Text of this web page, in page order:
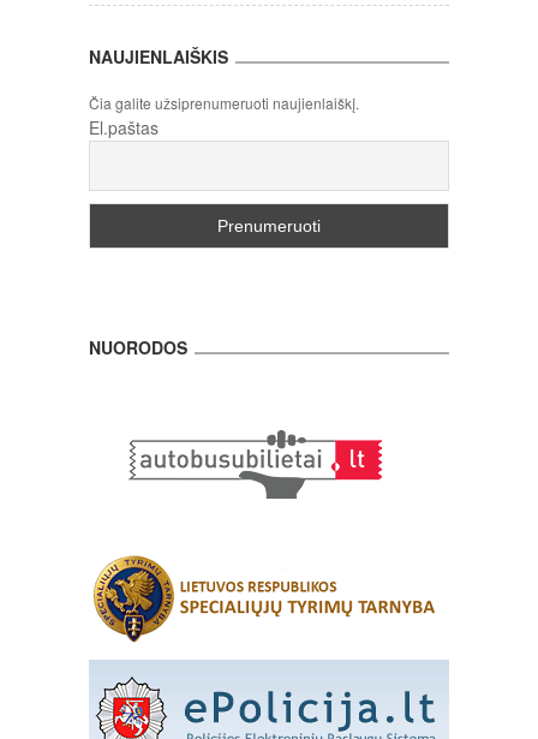
NAUJIENLAIŠKIS
Čia galite užsiprenumeruoti naujienlaiškį.
El.paštas
NUORODOS